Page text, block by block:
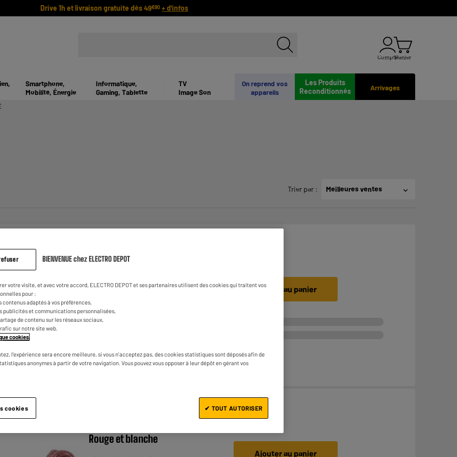
Drive 1h et livraison gratuite dès 49€90 + d'infos
ComptePanier
Arrivages
Les Produits
Reconditionnés
On reprend vos
appareils
Smartphone,
Mobilité, Énergie
Informatique,
Gaming, Tablette
TV
Image Son
Trier par : Meilleures ventes
Comparer
Testeur de piles XANLITE universel
Ajouter au panier
BAS
Rouge et blanche
4€98
Ajouter au panier
BIENVENUE chez ELECTRO DEPOT
votre visite, et avec votre accord, ELECTRO DEPOT et ses partenaires utilisent des cookies qui traitent vos
pour :
contenus adaptés à vos préférences,
publicités et communications personnalisées,
de contenu sur les réseaux sociaux,
sur notre site web.
cookies
l'expérience sera encore meilleure, si vous n'acceptez pas, des cookies statistiques sont déposés afin de
anonymes à partir de votre navigation. Vous pouvez vous opposer à leur dépôt en gérant vos
cookies ✔ TOUT AUTORISER